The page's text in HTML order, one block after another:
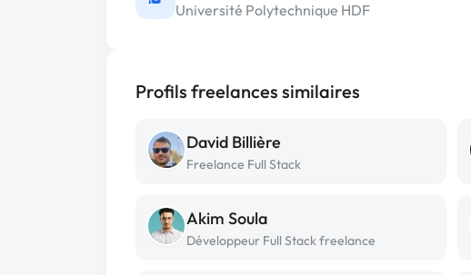
Université Polytechnique HDF
Profils freelances similaires
David Billière
Freelance Full Stack
Akim Soula
Développeur Full Stack freelance